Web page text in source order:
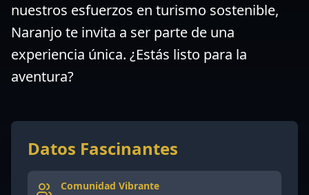
nuestros esfuerzos en turismo sostenible,
Naranjo te invita a ser parte de una
experiencia única. ¿Estás listo para la
aventura?
Datos Fascinantes
Comunidad Vibrante